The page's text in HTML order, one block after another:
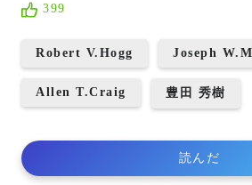
399
Robert V.Hogg Joseph
Allen T.Craig 豊田 秀樹
読んだ